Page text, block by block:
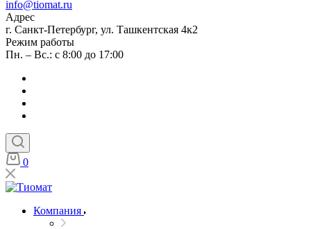
info@tiomat.ru
Адрес
г. Санкт-Петербург, ул. Ташкентская 4к2
Режим работы
Пн. – Вс.: с 8:00 до 17:00
0
Компания